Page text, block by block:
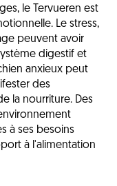
le Tervueren est
Le stress,
peuvent avoir
digestif et
anxieux peut
des
la nourriture. Des
à ses besoins
à l'alimentation